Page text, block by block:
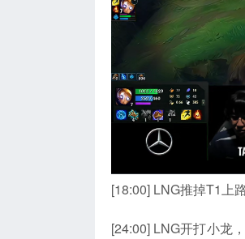
[18:00] LNG推掉T1上
[24:00] LNG开打小龙